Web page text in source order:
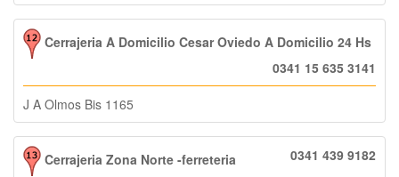
Cerrajeria A Domicilio Cesar Oviedo A Domicilio 24 Hs
0341 15 635 3141
J A Olmos Bis 1165
Cerrajeria Zona Norte -ferreteria 0341 439 9182